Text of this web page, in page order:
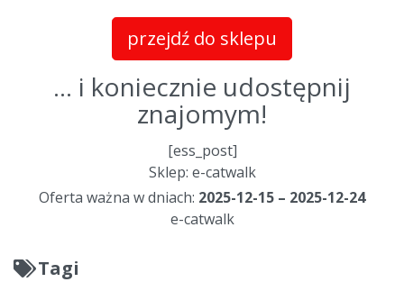
przejdź do sklepu
... i koniecznie udostępnij
znajomym!
[ess_post]
Sklep: e-catwalk
Oferta ważna w dniach: 2025-12-15 – 2025-12-24
e-catwalk
Tagi